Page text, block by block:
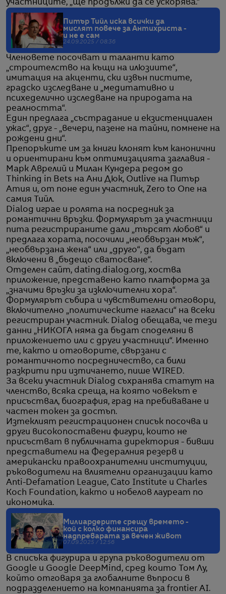
участниците, „ще продължи да се ускорява.“
Питър Тийл иска всички да
мислят повече за Антихриста -
и не е сам
24.09.2025 / 08:36
Членовете посочват и таланти като
„строителство на къщи на илюзиите“,
имитация на акценти, ски извън пистите,
градско изследване и „медитативно и
психеделично изследване на природата на
реалността“.
Един предлага „състрадание и екзистенциален
ужас“, друг - „вечери, пазене на тайни, помнене на
рождени дни“.
Препоръките им за книги клонят към канонични
и ориентирани към оптимизацията заглавия -
Марк Аврелий и Милан Кундера редом до
Thinking in Bets на Ани Дюк, Outlive на Питър
Атия и, от поне един участник, Zero to One на
самия Тийл.
Dialog играе и ролята на посредник за
романтични връзки. Формулярът за участници
пита регистрираните дали „търсят любов“ и
предлага хората, посочили „необвързан мъж“,
„необвързана жена“ или „друго“, да бъдат
включени в „бъдещо сватосване“.
Отделен сайт, dating.dialog.org, хоства
приложение, представено като платформа за
„значими връзки за изключителни хора“.
Формулярът събира и чувствителни отговори,
включително „политическите нагласи“ на всеки
регистриран участник. Dialog обещава, че тези
данни „НИКОГА няма да бъдат споделяни в
приложението или с други участници“. Именно
те, както и отговорите, свързани с
романтичното посредничество, са били
разкрити при изтичането, пише WIRED.
За всеки участник Dialog съхранява статут на
членство, всяка среща, на която човекът е
присъствал, биография, град на пребиваване и
частен токен за достъп.
Изтеклият регистрационен списък посочва и
други високопоставени фигури, които не
присъстват в публичната директория - бивши
представители на Федералния резерв и
американски правоохранителни институции,
ръководители на влиятелни организации като
Anti-Defamation League, Cato Institute и Charles
Koch Foundation, както и нобелов лауреат по
икономика.
Милиардерите срещу времето -
кой с колко финансира
надпреварата за вечен живот
07.09.2025 / 12:56
В списъка фигурира и група ръководители от
Google и Google DeepMind, сред които Том Лу,
който отговаря за глобалните въпроси в
подразделението на компанията за frontier AI.